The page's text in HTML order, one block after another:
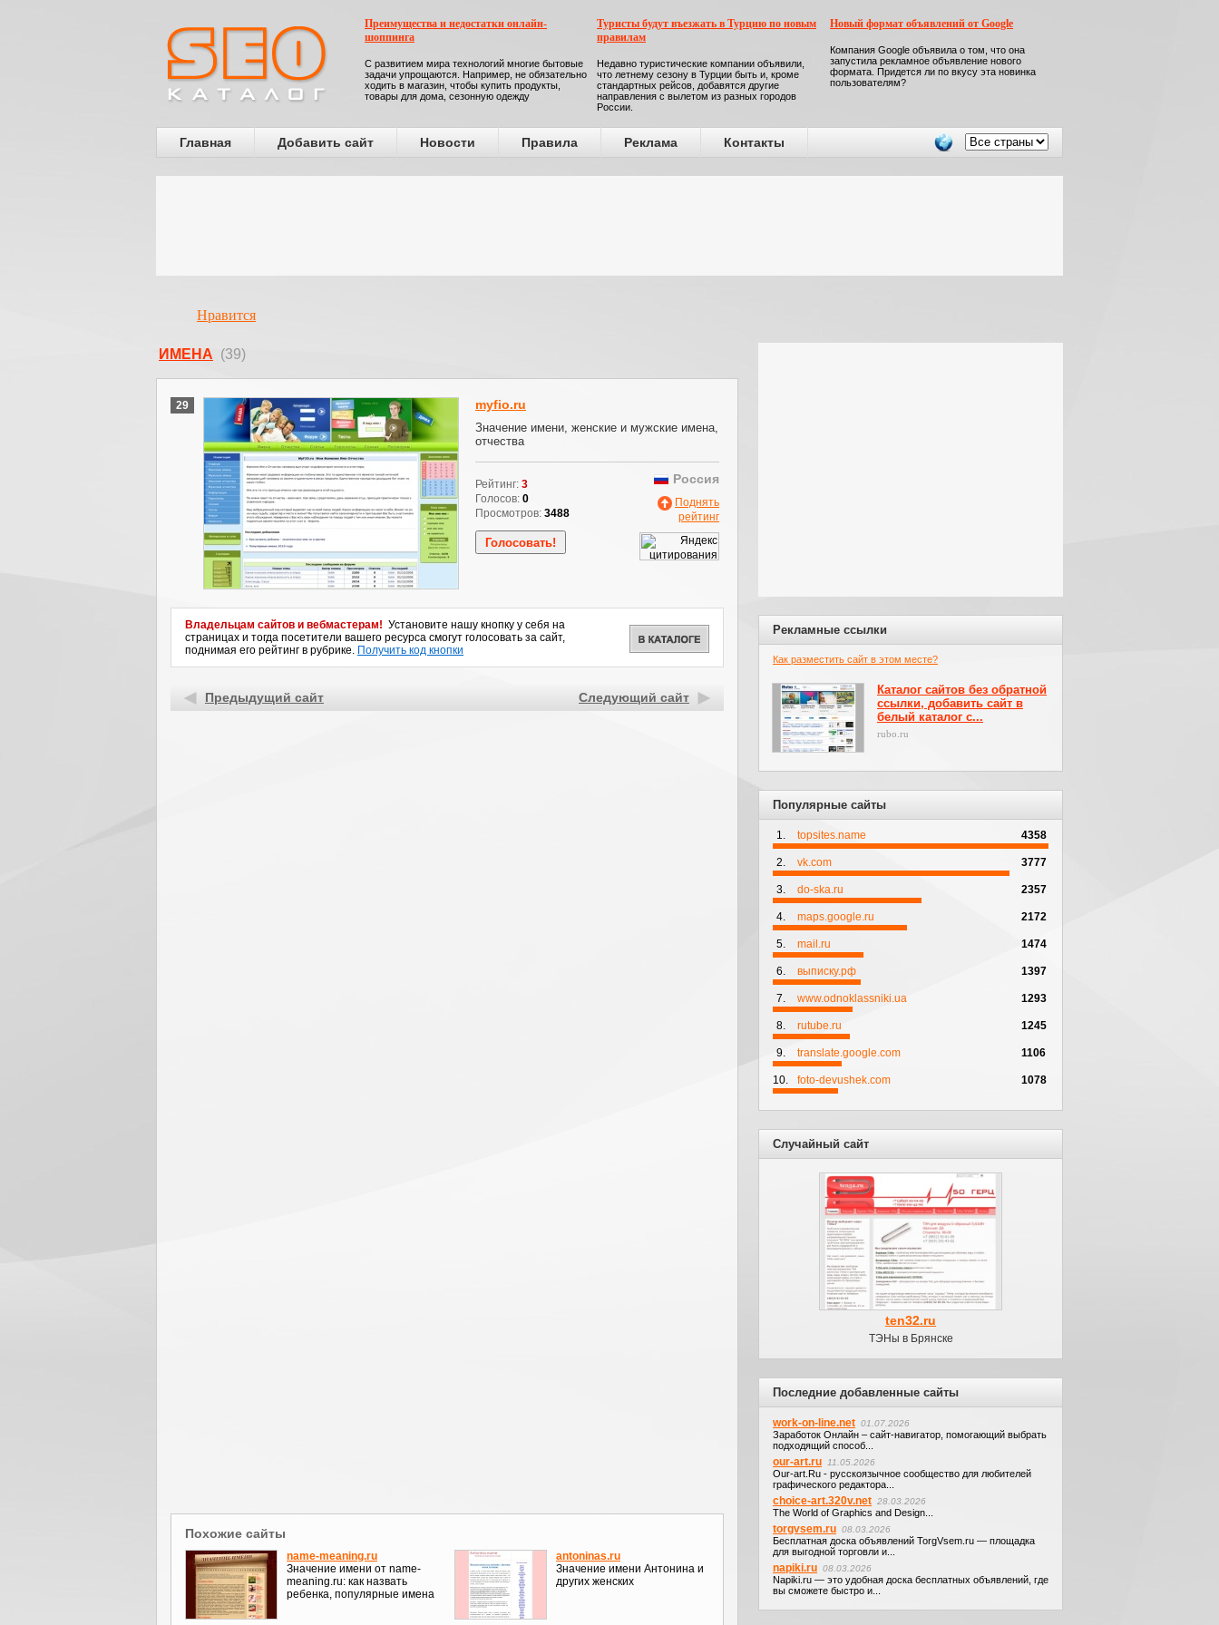
Преимущества и недостатки онлайн-
шоппинга
С развитием мира технологий многие бытовые
задачи упрощаются. Например, не обязательно
ходить в магазин, чтобы купить продукты,
товары для дома, сезонную одежду
Туристы будут въезжать в Турцию по новым
правилам
Недавно туристические компании объявили,
что летнему сезону в Турции быть и, кроме
стандартных рейсов, добавятся другие
направления с вылетом из разных городов
России.
Новый формат объявлений от Google
Компания Google объявила о том, что она
запустила рекламное объявление нового
формата. Придется ли по вкусу эта новинка
пользователям?
Главная Добавить сайт Новости Правила Реклама Контакты
Нравится
ИМЕНА (39)
29 myfio.ru
Значение имени, женские и мужские имена,
отчества
Рейтинг: 3
Голосов: 0
Просмотров: 3488
Россия
Поднять
рейтинг
Владельцам сайтов и вебмастерам! Установите нашу кнопку у себя на
страницах и тогда посетители вашего ресурса смогут голосовать за сайт,
поднимая его рейтинг в рубрике. Получить код кнопки
Предыдущий сайт Следующий сайт
Похожие сайты
name-meaning.ru
Значение имени от name-
meaning.ru: как назвать
ребенка, популярные имена
antoninas.ru
Значение имени Антонина и
других женских
Рекламные ссылки
Как разместить сайт в этом месте?
Каталог сайтов без обратной
ссылки, добавить сайт в
белый каталог с...
rubo.ru
Популярные сайты
1. topsites.name 4358
2. vk.com 3777
3. do-ska.ru 2357
4. maps.google.ru 2172
5. mail.ru 1474
6. выписку.рф 1397
7. www.odnoklassniki.ua 1293
8. rutube.ru 1245
9. translate.google.com 1106
10. foto-devushek.com 1078
Случайный сайт
ten32.ru
ТЭНы в Брянске
Последние добавленные сайты
work-on-line.net 01.07.2026
Заработок Онлайн – сайт-навигатор, помогающий выбрать
подходящий способ...
our-art.ru 11.05.2026
Our-art.Ru - русскоязычное сообщество для любителей
графического редактора...
choice-art.320v.net 28.03.2026
The World of Graphics and Design...
torgvsem.ru 08.03.2026
Бесплатная доска объявлений TorgVsem.ru — площадка
для выгодной торговли и...
napiki.ru 08.03.2026
Napiki.ru — это удобная доска бесплатных объявлений, где
вы сможете быстро и...